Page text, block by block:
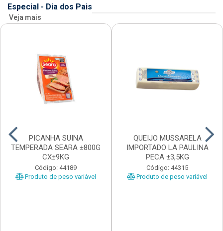
Especial - Dia dos Pais
Veja mais
PICANHA SUINA
TEMPERADA SEARA ±800G
CX±9KG
Código: 44189
Produto de peso variável
QUEIJO MUSSARELA
IMPORTADO LA PAULINA
PECA ±3,5KG
Código: 44315
Produto de peso variável